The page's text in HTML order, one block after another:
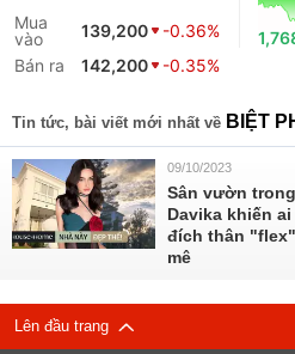
Mua
vào
139,200
-0.36%
Bán ra
142,200 -0.35%
Tin tức, bài viết mới nhất về BIỆT
09/10/2023
Sân vườn
Davika khiến
đích thân
mê
Lên đầu trang